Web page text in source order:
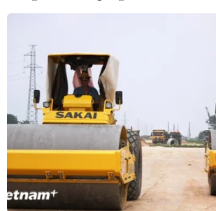
Câu hỏi đặt ra với Mỹ và Trung
nhau, ai sẽ là người chịu thiệt hại
Trung Quốc đối diện suy giảm
diện đứt gãy chuỗi cung đối với
cụ thể, cũng như chi phí gia tăng
tiêu dùng cá nhân.
Giá trị địa chính trị từ việc khảo
nằm ở chỗ nó soi xét chính trị,
tranh như là những phần khác